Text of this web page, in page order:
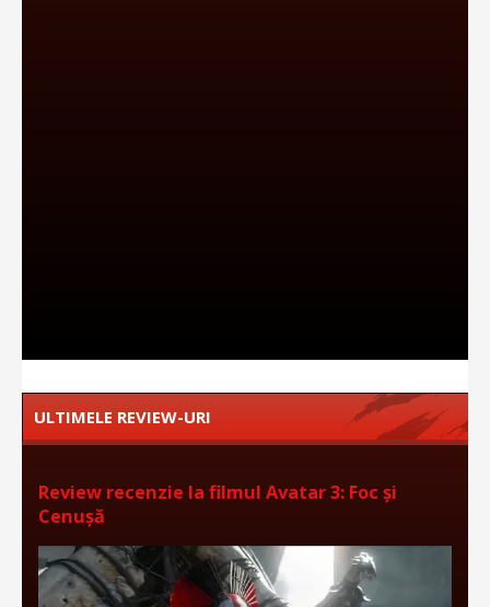
ULTIMELE REVIEW-URI
Review recenzie la filmul Avatar 3: Foc și
Cenușă